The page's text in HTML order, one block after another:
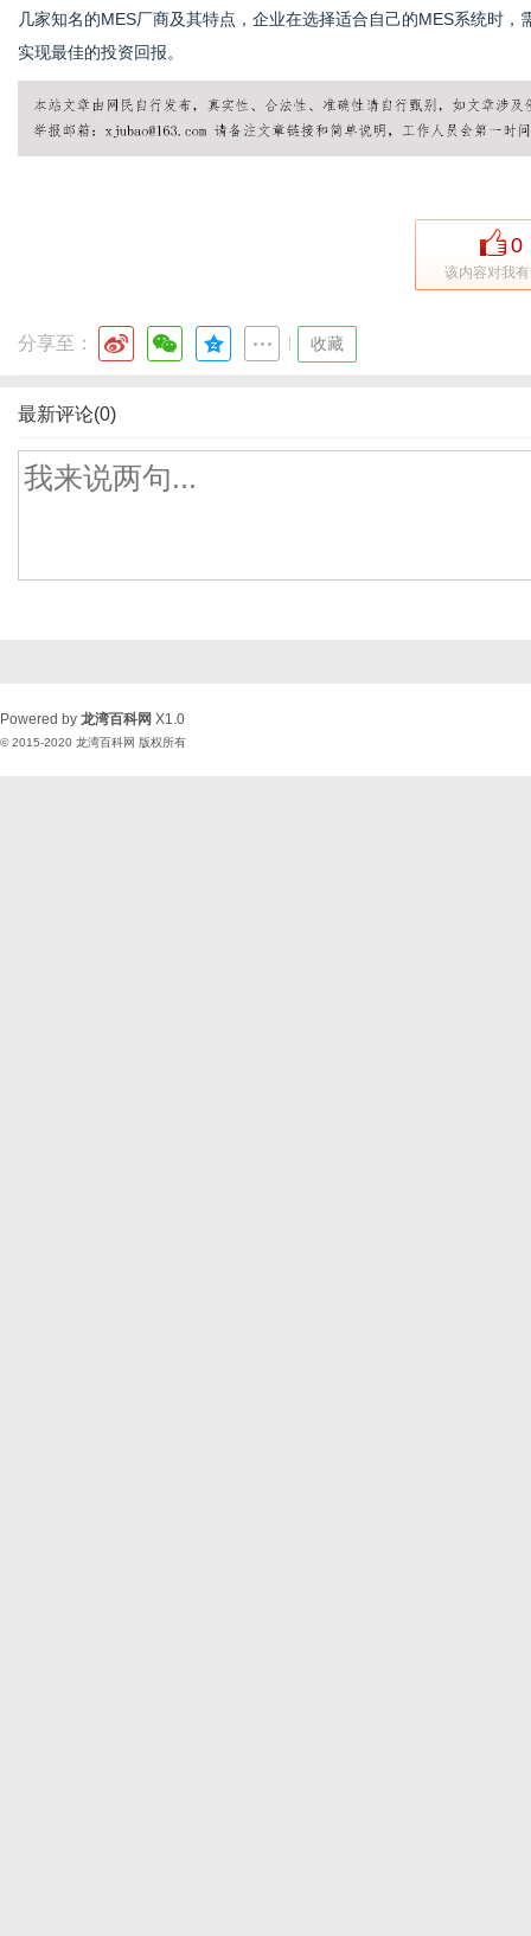
几家知名的MES厂商及其特点，企业在选择适合自己的MES系统时
实现最佳的投资回报。
0
该内容对我
分享至： 收藏
最新评论(0)
Powered by 龙湾百科网 X1.0
© 2015-2020 龙湾百科网 版权所有